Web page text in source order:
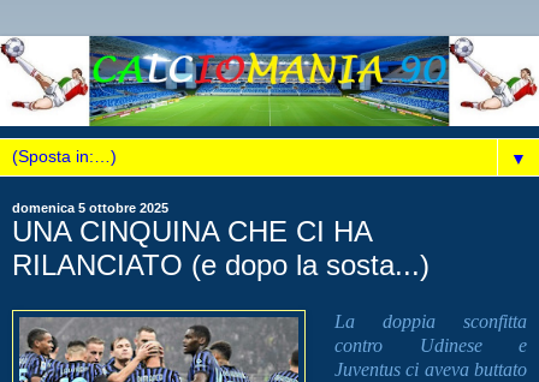
▼
domenica 5 ottobre 2025
UNA CINQUINA CHE CI HA
RILANCIATO (e dopo la sosta...)
La doppia sconfitta
contro Udinese e
Juventus ci aveva buttato